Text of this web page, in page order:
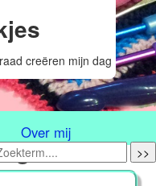
creëren mijn dag
Over mij
>>
wreef